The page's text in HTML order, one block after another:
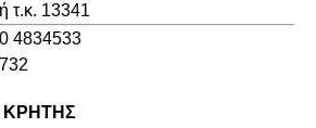
τ.κ. 13341
4834533